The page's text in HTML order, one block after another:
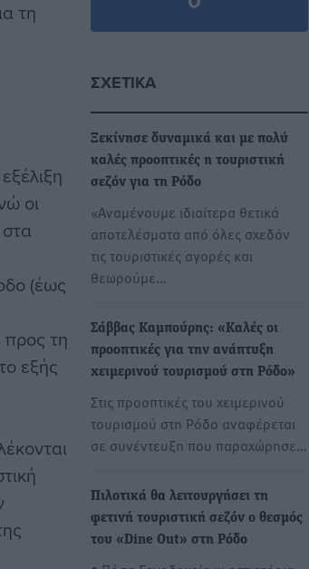
τη
οι
(έως
προς τη
εξής
ΣΧΕΤΙΚΆ
Ξεκίνησε δυναμικά και με πολύ
καλές προοπτικές η τουριστική
σεζόν για τη Ρόδο
«Αναμένουμε ιδιαίτερα θετικά
αποτελέσματα από όλες σχεδόν
τις τουριστικές αγορές και
θεωρούμε…
Σάββας Καμπούρης: «Καλές οι
προοπτικές για την ανάπτυξη
χειμερινού τουρισμού στη Ρόδο»
Στις προοπτικές του χειμερινού
τουρισμού στη Ρόδο αναφέρεται
σε συνέντευξη που παραχώρησε…
Πιλοτικά θα λειτουργήσει τη
φετινή τουριστική σεζόν ο θεσμός
του «Dine Out» στη Ρόδο